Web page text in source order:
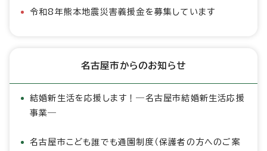
令和8年熊本地震災害義援金を募集しています
名古屋市からのお知らせ
結婚新生活を応援します！―名古屋市結婚新生活応援
事業―
名古屋市こども誰でも通園制度（保護者の方へのご案